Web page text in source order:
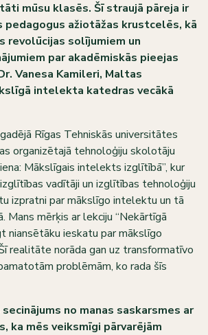
mūsu klasēs. Šī straujā pāreja ir
pedagogus ažiotāžas krustcelēs, kā
revolūcijas solījumiem un
par akadēmiskās pieejas
Vanesa Kamileri, Maltas
intelekta katedras vecākā
Rīgas Tehniskās universitātes
organizētajā tehnoloģiju skolotāju
Mākslīgais intelekts izglītībā”, kur
vadītāji un izglītības tehnoloģiju
izpratni par mākslīgo intelektu un tā
Mans mērķis ar lekciju “Nekārtīgā
niansētāku ieskatu par mākslīgo
realitāte norāda gan uz transformatīvo
problēmām, ko rada šīs
no manas saskarsmes ar
ka mēs veiksmīgi pārvarējām